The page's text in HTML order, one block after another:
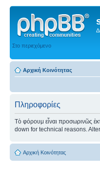
Στο περιεχόμενο
Αρχική Κοινότητας
Πληροφορίες
Τὸ φόρουμ εἶναι προσωρινῶς
down for technical reasons.
Αρχική Κοινότητας